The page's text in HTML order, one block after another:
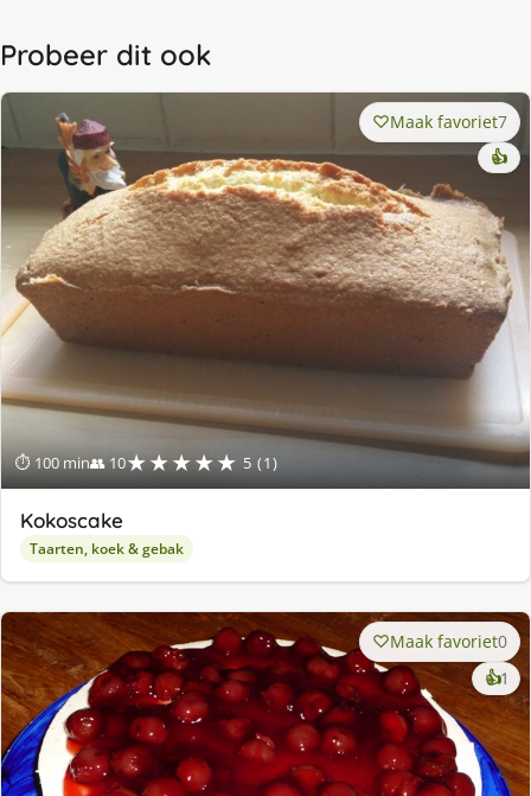
Probeer dit ook
⏱ 100 min👥 10★★★★★ 5 (1)
Maak favoriet7
👍
Kokoscake
Taarten, koek & gebak
Maak favoriet0
👍1